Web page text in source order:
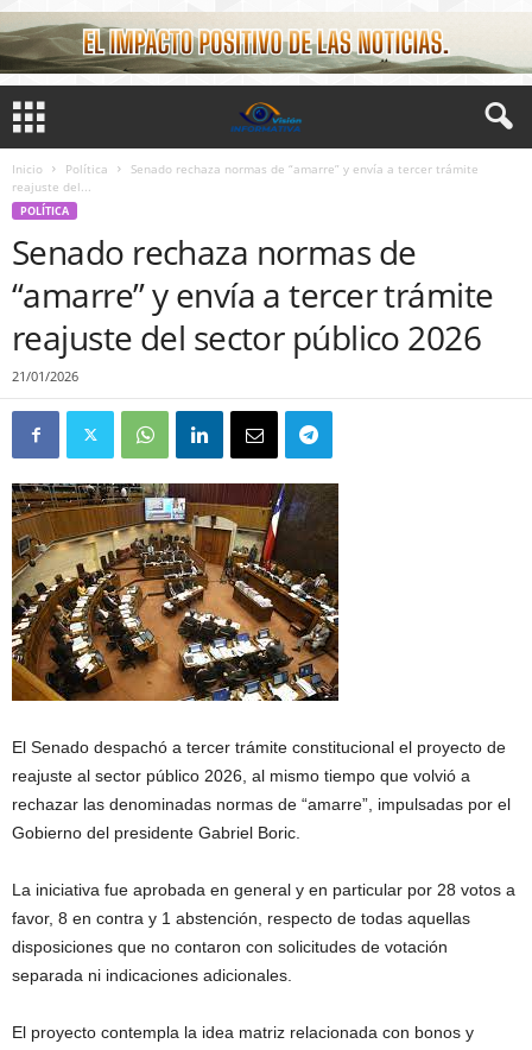
Inicio Política
Senado rechaza normas de “amarre” y envía a tercer trámite
reajuste del...
POLÍTICA
Senado rechaza normas de
“amarre” y envía a tercer trámite
reajuste del sector público 2026
21/01/2026
El Senado despachó a tercer trámite constitucional el proyecto de
reajuste al sector público 2026, al mismo tiempo que volvió a
rechazar las denominadas normas de “amarre”, impulsadas por el
Gobierno del presidente Gabriel Boric.
La iniciativa fue aprobada en general y en particular por 28 votos a
favor, 8 en contra y 1 abstención, respecto de todas aquellas
disposiciones que no contaron con solicitudes de votación
separada ni indicaciones adicionales.
El proyecto contempla la idea matriz relacionada con bonos y